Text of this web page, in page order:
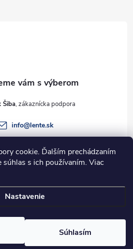
cookie. Ďalším prechádzaním
s ich používaním. Viac
Nastavenie
Súhlasím
Šiba
info@lente.sk
. Všetky práva vyhradené.